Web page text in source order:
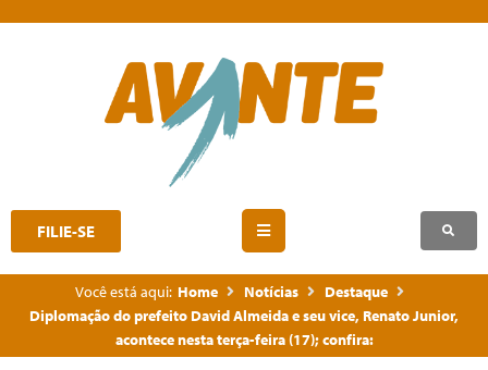
FILIE-SE
Você está aqui: Home Notícias
Destaque
Diplomação do prefeito David Almeida e seu vice, Renato Junior,
acontece nesta terça-feira (17); confira: